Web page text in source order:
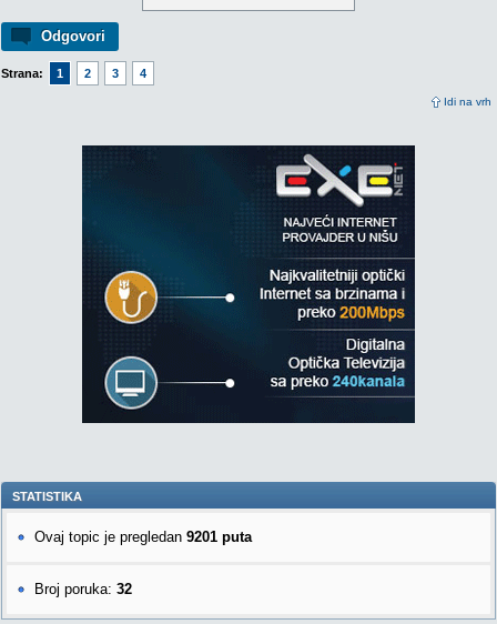
Odgovori
Strana: 1 2 3 4
Idi na vrh
STATISTIKA
Ovaj topic je pregledan 9201 puta
Broj poruka: 32